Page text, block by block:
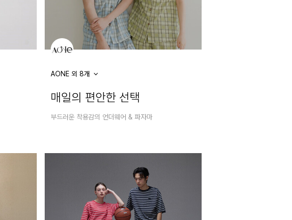
AONE 외 8개
매일의 편안한 선택
부드러운 착용감의 언더웨어 & 파자마